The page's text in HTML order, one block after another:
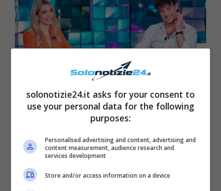
Al tempo stesso, ecco che a fare discutere i
media è stata anche la
solonotizie24.it asks for your consent to
use your personal data for the following
purposes:
Personalised advertising and content, advertising and
content measurement, audience research and
services development
Store and/or access information on a device